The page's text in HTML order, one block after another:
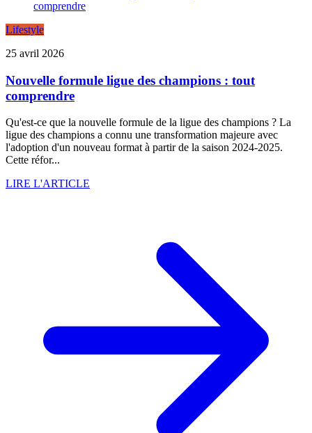
Lifestyle
25 avril 2026
Nouvelle formule ligue des champions : tout
comprendre
Qu'est-ce que la nouvelle formule de la ligue des champions ? La
ligue des champions a connu une transformation majeure avec
l'adoption d'un nouveau format à partir de la saison 2024-2025.
Cette réfor...
LIRE L'ARTICLE